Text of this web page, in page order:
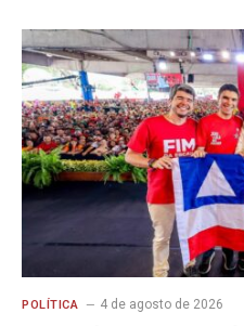
POLÍTICA 4 de agosto de 2026